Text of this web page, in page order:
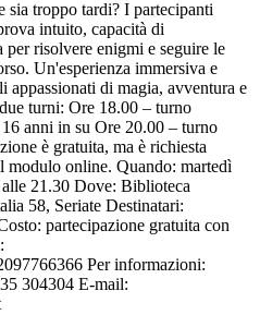
sia troppo tardi? I partecipanti
intuito, capacità di
per risolvere enigmi e seguire le
Un'esperienza immersiva e
appassionati di magia, avventura e
turni: Ore 18.00 – turno
anni in su Ore 20.00 – turno
è gratuita, ma è richiesta
online. Quando: martedì
21.30 Dove: Biblioteca
58, Seriate Destinatari:
partecipazione gratuita con
Per informazioni:
304304 E-mail: